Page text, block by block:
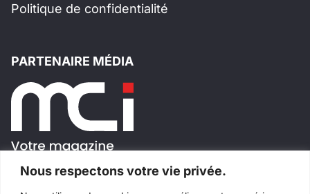
Nous respectons votre vie privée.
Politique de confidentialité
PARTENAIRE MÉDIA